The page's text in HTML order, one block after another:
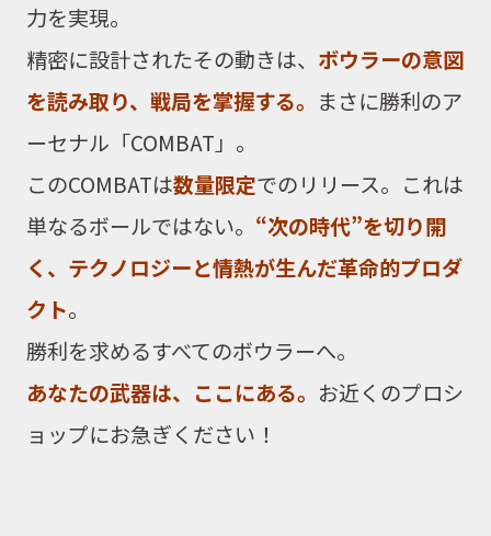
力を実現。
精密に設計されたその動きは、 ボウラーの意図
を読み取り、戦局を掌握する。 まさに勝利のア
ーセナル「COMBAT」。
このCOMBATは数量限定でのリリース。これは
単なるボールではない。 “次の時代”を切り開
く、テクノロジーと情熱が生んだ革命的プロダ
クト。
勝利を求めるすべてのボウラーへ。
あなたの武器は、ここにある。 お近くのプロシ
ョップにお急ぎください！